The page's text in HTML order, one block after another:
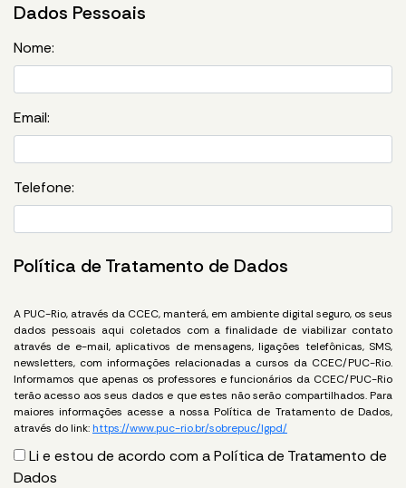
Dados Pessoais
Nome:
Email:
Telefone:
Política de Tratamento de Dados
A PUC-Rio, através da CCEC, manterá, em ambiente digital seguro, os seus
dados pessoais aqui coletados com a finalidade de viabilizar contato
através de e-mail, aplicativos de mensagens, ligações telefônicas, SMS,
newsletters, com informações relacionadas a cursos da CCEC/PUC-Rio.
Informamos que apenas os professores e funcionários da CCEC/PUC-Rio
terão acesso aos seus dados e que estes não serão compartilhados. Para
maiores informações acesse a nossa Política de Tratamento de Dados,
através do link: https://www.puc-rio.br/sobrepuc/lgpd/
Li e estou de acordo com a Política de Tratamento de
Dados